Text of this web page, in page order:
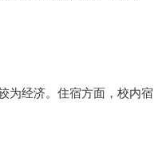
为经济。住宿方面，校内宿